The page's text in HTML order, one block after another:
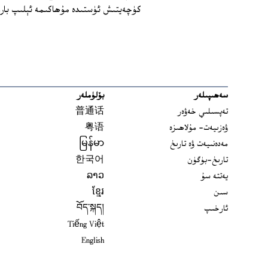
كۈچەيتىش ئۈستىدە مۇھاكىمە ئېلىپ
سەھىپىلەر
تەپسىلىي خەۋەر
ۋەزىيەت- مۇلاھىزە
مەدەنىيەت ۋە تارىخ
تارىخ-بۈگۈن
يەتتە سۇ
سىن
ئارخىپ
بۆلۈملەر
普通话
粤语
မြန်မာ
한국어
ລາວ
ខ្មែរ
བོད་སྐད།
Tiếng Việt
English